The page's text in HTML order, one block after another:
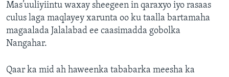
Mas’uuliyiintu waxay sheegeen in qaraxyo iyo rasaas
culus laga maqlayey xarunta oo ku taalla bartamaha
magaalada Jalalabad ee caasimadda gobolka
Nangahar.
Qaar ka mid ah haweenka tababarka meesha ka